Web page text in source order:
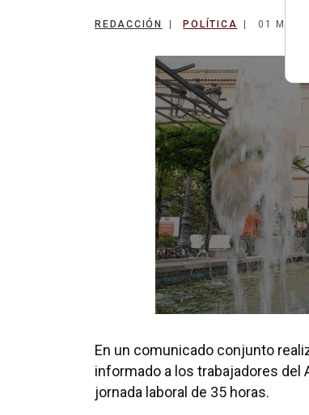
REDACCIÓN POLÍTICA 01
En un comunicado conjunto
informado a los trabajadores del
jornada laboral de 35 horas.